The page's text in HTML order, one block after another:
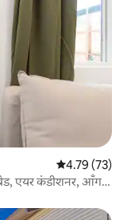
औसत रेटिंग 5 में
4.79 (73)
एयर कंडीशनर, आँगन,